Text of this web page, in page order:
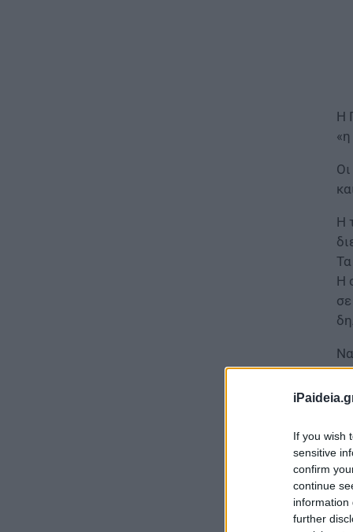
If you wish
sensitive
confirm
continue
information
further
Η
«η
Η
Η